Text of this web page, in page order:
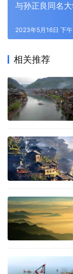
与孙正良同名
2023年5月16日 下
相关推荐